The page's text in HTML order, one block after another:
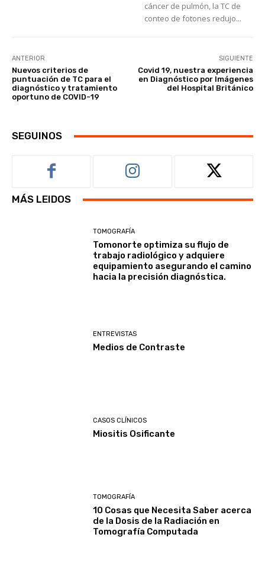
cáncer de pulmón, la TC de
conteo de fotones redujo...
ANTERIOR
Nuevos criterios de
puntuación de TC para el
diagnóstico y tratamiento
oportuno de COVID-19
SIGUIENTE
Covid 19, nuestra experiencia
en Diagnóstico por Imágenes
del Hospital Británico
SEGUINOS
MÁS LEIDOS
TOMOGRAFÍA
Tomonorte optimiza su flujo de
trabajo radiológico y adquiere
equipamiento asegurando el camino
hacia la precisión diagnóstica.
ENTREVISTAS
Medios de Contraste
CASOS CLÍNICOS
Miositis Osificante
TOMOGRAFÍA
10 Cosas que Necesita Saber acerca
de la Dosis de la Radiación en
Tomografía Computada